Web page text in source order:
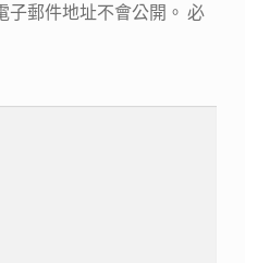
郵件地址不會公開。 必